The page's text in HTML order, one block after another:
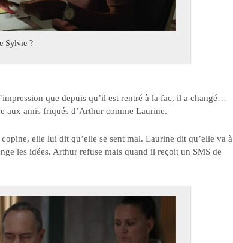
Sylvie ?
que depuis qu’il est rentré à la fac, il a changé…
aux amis friqués d’Arthur comme Laurine.
elle lui dit qu’elle se sent mal. Laurine dit qu’elle va à
les idées. Arthur refuse mais quand il reçoit un SMS de